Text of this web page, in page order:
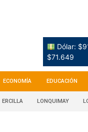
Dólar:
$71.649
ECONOMÍA EDUCACIÓN
ERCILLA LONQUIMAY